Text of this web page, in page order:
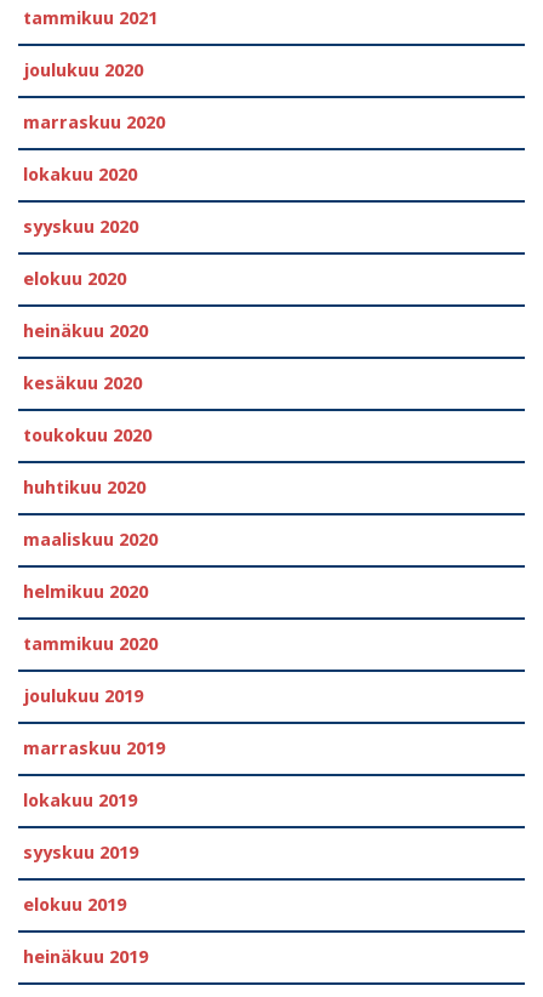
tammikuu 2021
joulukuu 2020
marraskuu 2020
lokakuu 2020
syyskuu 2020
elokuu 2020
heinäkuu 2020
kesäkuu 2020
toukokuu 2020
huhtikuu 2020
maaliskuu 2020
helmikuu 2020
tammikuu 2020
joulukuu 2019
marraskuu 2019
lokakuu 2019
syyskuu 2019
elokuu 2019
heinäkuu 2019